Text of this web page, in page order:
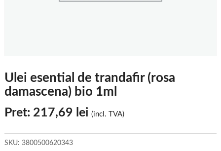
Ulei esential de trandafir (rosa
damascena) bio 1ml
Pret: 217,69 lei (incl. TVA)
SKU: 3800500620343